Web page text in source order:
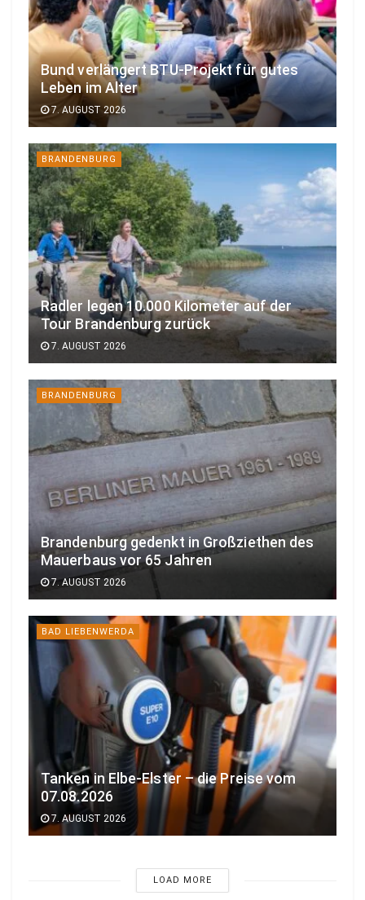
Bund verlängert BTU-Projekt für gutes
Leben im Alter
7. AUGUST 2026
BRANDENBURG
Radler legen 10.000 Kilometer auf der
Tour Brandenburg zurück
7. AUGUST 2026
BRANDENBURG
Brandenburg gedenkt in Großziethen des
Mauerbaus vor 65 Jahren
7. AUGUST 2026
BAD LIEBENWERDA
Tanken in Elbe-Elster – die Preise vom
07.08.2026
7. AUGUST 2026
LOAD MORE